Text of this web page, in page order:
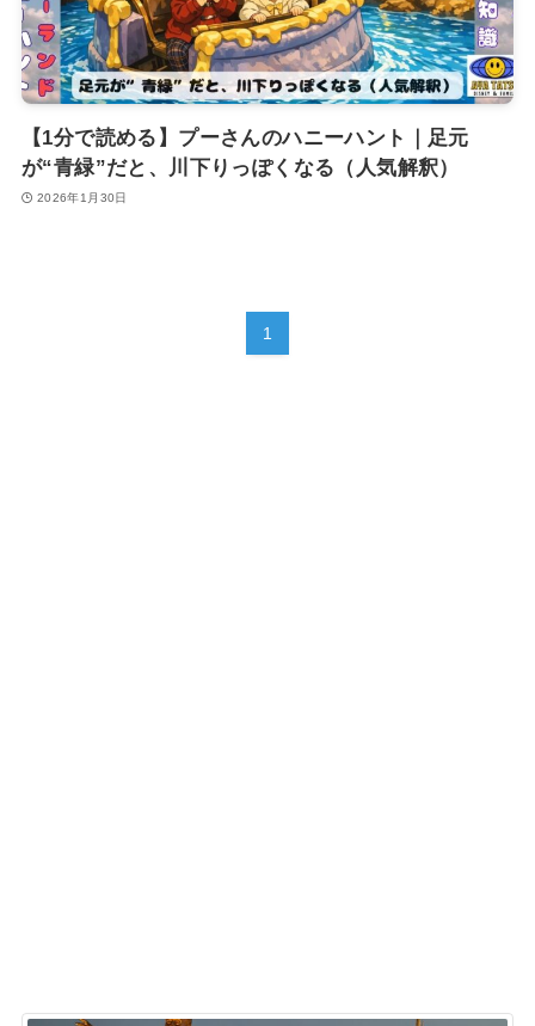
【1分で読める】プーさんのハニーハント｜足元
が“青緑”だと、川下りっぽくなる（人気解釈）
2026年1月30日
1